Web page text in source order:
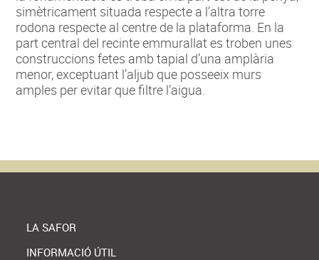
simètricament situada respecte a l’altra torre
rodona respecte al centre de la plataforma. En la
part central del recinte emmurallat es troben unes
construccions fetes amb tapial d’una amplària
menor, exceptuant l’aljub que posseeix murs
amples per evitar que filtre l’aigua.
LA SAFOR
INFORMACIÓ ÚTIL